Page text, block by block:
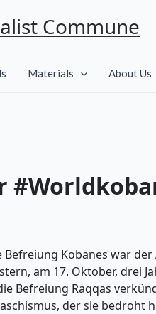
Commune
Materials About Us
Kobanes war
am 17. Oktober, drei
Befreiung Raqqas
der sie bedroht